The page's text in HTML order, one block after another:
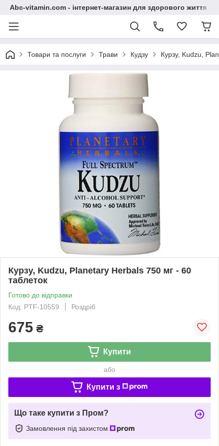
Abc-vitamin.com - інтернет-магазин для здорового життя
Товари та послуги Трави Кудзу Курзу, Kudzu,
Курзу, Kudzu, Planetary Herbals 750 мг - 60
таблеток
Готово до відправки
Код: PTF-10559
Роздріб
675 ₴
Купити
або
Купити з
Що таке купити з Пром?
Замовлення під захистом